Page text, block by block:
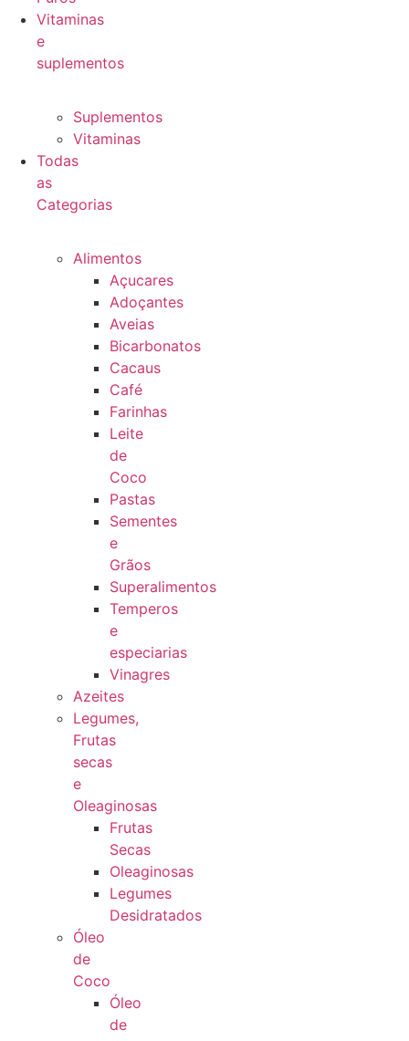
Vitaminas
e
suplementos
Suplementos
Vitaminas
Todas
as
Categorias
Alimentos
Açucares
Adoçantes
Aveias
Bicarbonatos
Cacaus
Café
Farinhas
Leite
de
Coco
Pastas
Sementes
e
Grãos
Superalimentos
Temperos
e
especiarias
Vinagres
Azeites
Legumes,
Frutas
secas
e
Oleaginosas
Frutas
Secas
Oleaginosas
Legumes
Desidratados
Óleo
de
Coco
Óleo
de